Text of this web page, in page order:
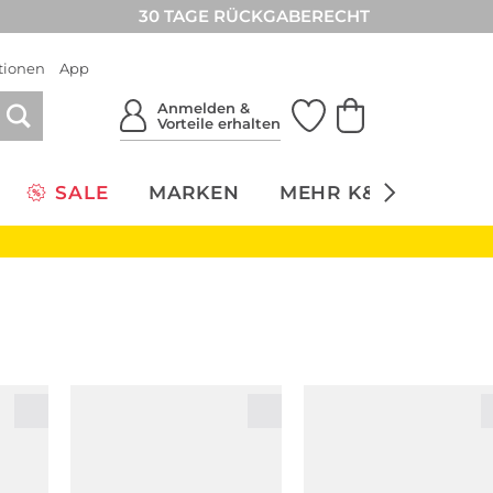
30 TAGE RÜCKGABERECHT
App
Anmelden &
Vorteile erhalten
SALE MARKEN MEHR K&Ö